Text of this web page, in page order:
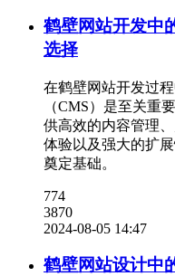
鹤壁网站开发中
选择
在鹤壁网站开发过
（CMS）是至关重
供高效的内容管理
体验以及强大的扩
奠定基础。
774
3870
2024-08-05 14:47
鹤壁网站设计中